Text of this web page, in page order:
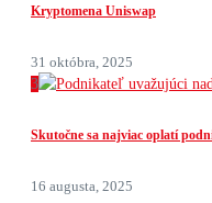
Kryptomena Uniswap
31 októbra, 2025
3
Skutočne sa najviac oplatí
16 augusta, 2025